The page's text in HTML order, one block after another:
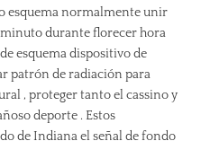
esquema normalmente unir
durante florecer hora
esquema dispositivo de
patrón de radiación para
, proteger tanto el cassino y
deporte . Estos
de Indiana el señal de fondo